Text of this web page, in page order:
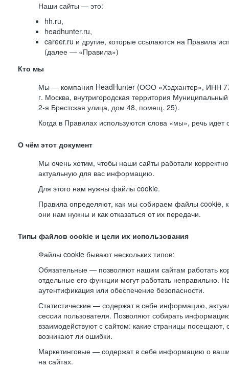
Наши сайты — это:
hh.ru,
headhunter.ru,
career.ru и другие, которые ссылаются на Правила
(далее — «Правила»)
Кто мы
Мы — компания HeadHunter (ООО «Хэдхантер», ИНН
г. Москва, внутригородская территория Муниципальный
2-я Брестская улица, дом 48, помещ. 25).
Когда в Правилах используются слова «мы», речь
О чём этот документ
Мы очень хотим, чтобы наши сайты работали
актуальную для вас информацию.
Для этого нам нужны файлы cookie.
Правила определяют, как мы собираем файлы cookie,
они нам нужны и как отказаться от их передачи.
Типы файлов cookie и цели их использования
Файлы cookie бывают нескольких типов:
Обязательные — позволяют нашим сайтам работать
отдельные его функции могут работать неправильно.
аутентификация или обеспечение безопасности.
Статистические — содержат в себе информацию,
сессии пользователя. Позволяют собирать
взаимодействуют с сайтом: какие страницы посещают,
возникают ли ошибки.
Маркетинговые — содержат в себе информацию о
на сайтах.